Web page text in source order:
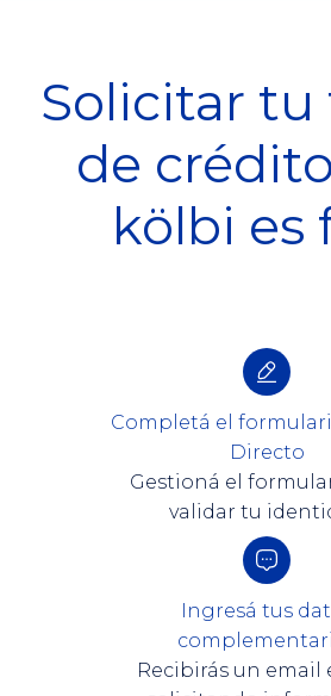
Solicitar tu
de
kölbi es
Completá el
Directo
Gestioná el
validar tu
Ingresá tus
Recibirás un email